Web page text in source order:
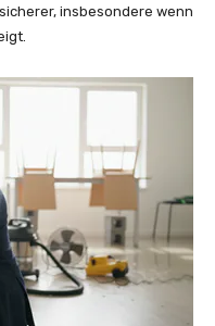
insbesondere wenn